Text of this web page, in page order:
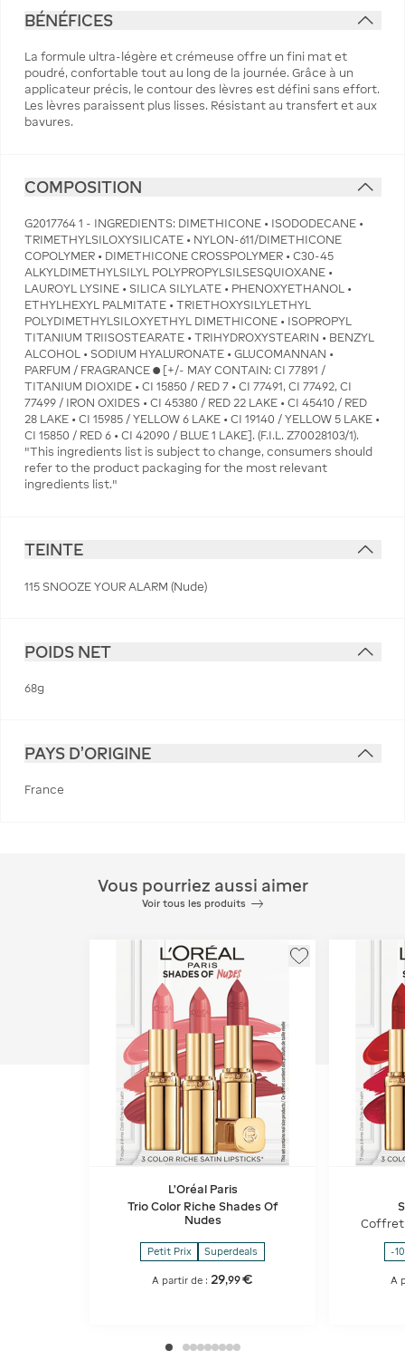
BÉNÉFICES
La formule ultra-légère et crémeuse offre un fini mat et
poudré, confortable tout au long de la journée. Grâce à un
applicateur précis, le contour des lèvres est défini sans effort.
Les lèvres paraissent plus lisses. Résistant au transfert et aux
bavures.
COMPOSITION
G2017764 1 - INGREDIENTS: DIMETHICONE • ISODODECANE •
TRIMETHYLSILOXYSILICATE • NYLON-611/DIMETHICONE
COPOLYMER • DIMETHICONE CROSSPOLYMER • C30-45
ALKYLDIMETHYLSILYL POLYPROPYLSILSESQUIOXANE •
LAUROYL LYSINE • SILICA SILYLATE • PHENOXYETHANOL •
ETHYLHEXYL PALMITATE • TRIETHOXYSILYLETHYL
POLYDIMETHYLSILOXYETHYL DIMETHICONE • ISOPROPYL
TITANIUM TRIISOSTEARATE • TRIHYDROXYSTEARIN • BENZYL
ALCOHOL • SODIUM HYALURONATE • GLUCOMANNAN •
PARFUM / FRAGRANCE ● [+/- MAY CONTAIN: CI 77891 /
TITANIUM DIOXIDE • CI 15850 / RED 7 • CI 77491, CI 77492, CI
77499 / IRON OXIDES • CI 45380 / RED 22 LAKE • CI 45410 / RED
28 LAKE • CI 15985 / YELLOW 6 LAKE • CI 19140 / YELLOW 5 LAKE •
CI 15850 / RED 6 • CI 42090 / BLUE 1 LAKE]. (F.I.L. Z70028103/1).
"This ingredients list is subject to change, consumers should
refer to the product packaging for the most relevant
ingredients list."
TEINTE
115 SNOOZE YOUR ALARM (Nude)
POIDS NET
68g
PAYS D'ORIGINE
France
Vous pourriez aussi aimer
Voir tous les produits
L'Oréal Paris
Trio Color Riche Shades Of
Nudes
Petit Prix Superdeals
A partir de : 29,99€
Coffret
-
A